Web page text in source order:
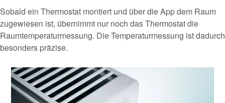
Sobald ein Thermostat montiert und über die App dem Raum
zugewiesen ist, übernimmt nur noch das Thermostat die
Raumtemperaturmessung. Die Temperaturmessung ist dadurch
besonders präzise.